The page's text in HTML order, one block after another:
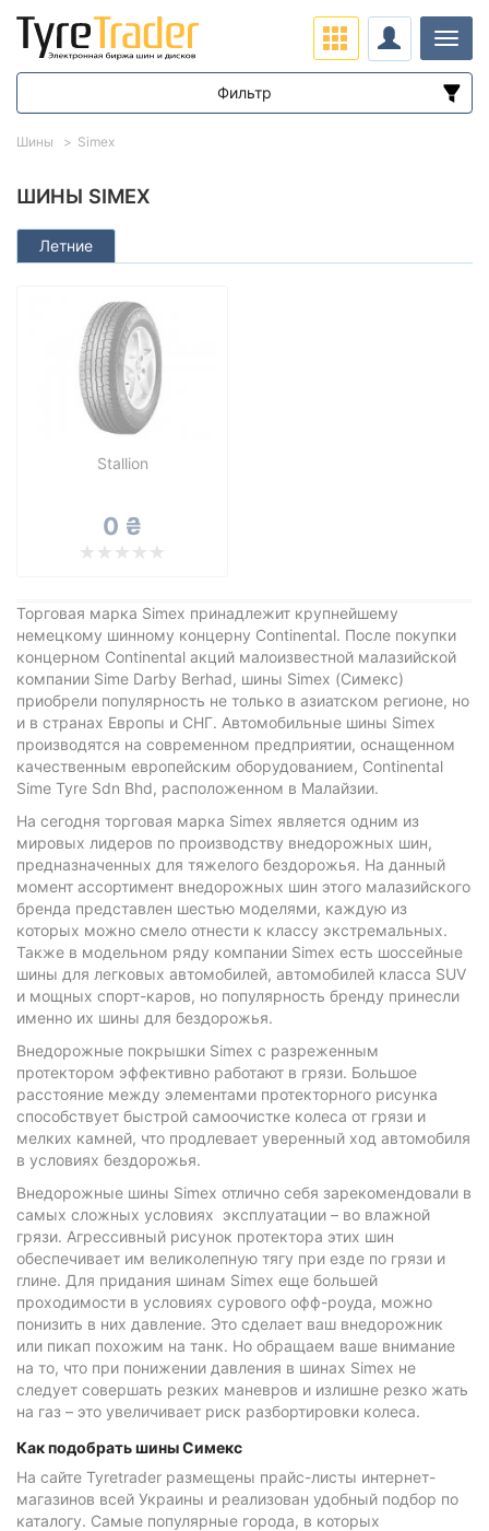
ШИНЫ SIMEX
Летние
Stallion
0 ₴
Торговая марка Simex принадлежит крупнейшему
немецкому шинному концерну Continental. После покупки
концерном Continental акций малоизвестной малазийской
компании Sime Darby Berhad, шины Simex (Симекс)
приобрели популярность не только в азиатском регионе, но
и в странах Европы и СНГ. Автомобильные шины Simex
производятся на современном предприятии, оснащенном
качественным европейским оборудованием, Continental
Sime Tyre Sdn Bhd, расположенном в Малайзии.
На сегодня торговая марка Simex является одним из
мировых лидеров по производству внедорожных шин,
предназначенных для тяжелого бездорожья. На данный
момент ассортимент внедорожных шин этого малазийского
бренда представлен шестью моделями, каждую из
которых можно смело отнести к классу экстремальных.
Также в модельном ряду компании Simex есть шоссейные
шины для легковых автомобилей, автомобилей класса SUV
и мощных спорт-каров, но популярность бренду принесли
именно их шины для бездорожья.
Внедорожные покрышки Simex с разреженным
протектором эффективно работают в грязи. Большое
расстояние между элементами протекторного рисунка
способствует быстрой самоочистке колеса от грязи и
мелких камней, что продлевает уверенный ход автомобиля
в условиях бездорожья.
Внедорожные шины Simex отлично себя зарекомендовали в
самых сложных условиях эксплуатации – во влажной
грязи. Агрессивный рисунок протектора этих шин
обеспечивает им великолепную тягу при езде по грязи и
глине. Для придания шинам Simex еще большей
проходимости в условиях сурового офф-роуда, можно
понизить в них давление. Это сделает ваш внедорожник
или пикап похожим на танк. Но обращаем ваше внимание
на то, что при понижении давления в шинах Simex не
следует совершать резких маневров и излишне резко жать
на газ – это увеличивает риск разбортировки колеса.
Как подобрать шины Симекс
На сайте Tyretrader размещены прайс-листы интернет-
магазинов всей Украины и реализован удобный подбор по
каталогу. Самые популярные города, в которых
Шины Simex
Фильтр
Диапазон цен
Подбор по параметрам
Тип транспортного средства
Сбросить Подобрать